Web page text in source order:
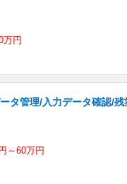
万円
タ管理/入力データ確認/残
～60万円